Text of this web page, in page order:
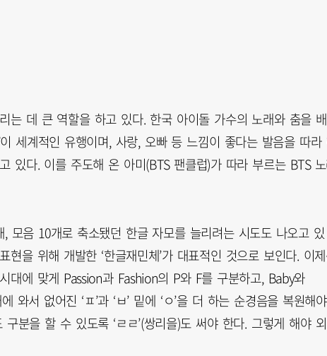
는 데 큰 역할을 하고 있다. 한국 아이돌 가수의 노래와 춤을 배
세계적인 유행이며, 사랑, 오빠 등 느낌이 좋다는 발음을 따라
있다. 이를 주도해 온 아미(BTS 팬클럽)가 따라 부르는 BTS
모음 10개로 축소됐던 한글 자모를 늘리려는 시도도 나오고 있
을 위해 개발한 ‘한글재민체’가 대표적인 것으로 보인다. 이
대에 맞게 Passion과 Fashion의 P와 F를 구분하고, Baby와
서 없어진 ‘ㅍ’과 ‘ㅂ’ 밑에 ‘ㅇ’을 더 하는 순경음을 복원해야
분을 할 수 있도록 ‘ㄹㄹ’(쌍리을)도 써야 한다. 그렇게 해야